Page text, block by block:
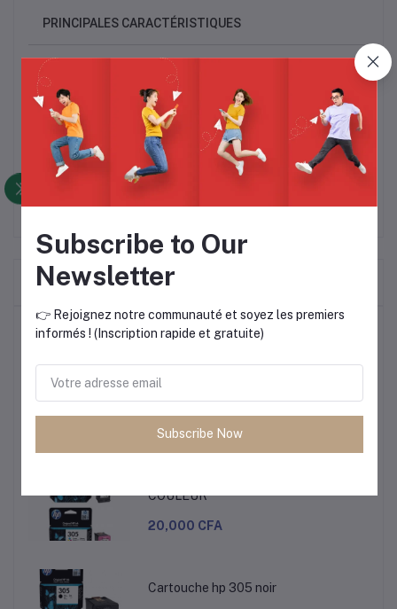
PRINCIPALES CARACTÉRISTIQUES
Type de produit : Pince agrafeuse
Capacité d'agrafage 50 Feuilles
Dimensions : 5,6 cm
Profondeur : 56 mm
Quantité : 1
Frequently Bought Products
Produits les plus vendus
CARTOUCHE HP 305 NOIR ET
20,000 CFA
COULEUR
20,000 CFA
Cartouche hp 305 noir
Subscribe to Our
Newsletter
👉 Rejoignez notre communauté et soyez les premiers
informés ! (Inscription rapide et gratuite)
Subscribe Now